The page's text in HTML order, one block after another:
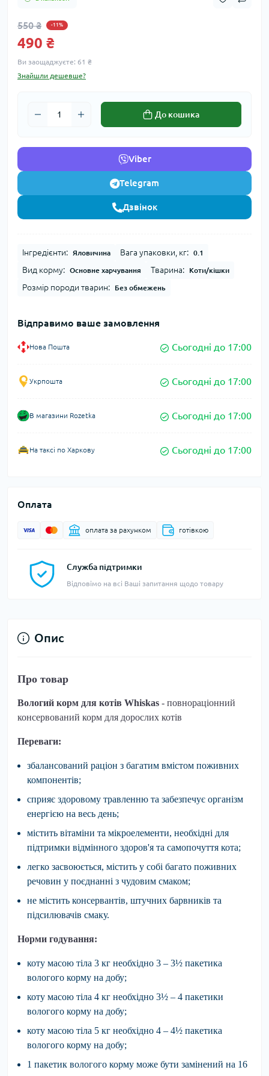
550 ₴ -11%
490 ₴
Ви заощаджуєте: 61 ₴
Знайшли дешевше?
До кошика
Viber
Telegram
Дзвінок
Інгредієнти: Яловичина Вага упаковки, кг: 0.1
Вид корму: Основне харчування Тварина: Коти/кішки
Розмір породи тварин: Без обмежень
Відправимо ваше замовлення
Нова Пошта Сьогодні до 17:00
Укрпошта Сьогодні до 17:00
В магазини Rozetka Сьогодні до 17:00
На таксі по Харкову Сьогодні до 17:00
Оплата
оплата за рахунком готівкою
Служба підтримки
Відповімо на всі Ваші запитання щодо товару
Опис
Про товар
Вологий корм для котів Whiskas - повнораціонний
консервований корм для дорослих котів
Переваги:
збалансований раціон з багатим вмістом поживних
компонентів;
сприяє здоровому травленню та забезпечує організм
енергією на весь день;
містить вітаміни та мікроелементи, необхідні для
підтримки відмінного здоров'я та самопочуття кота;
легко засвоюється, містить у собі багато поживних
речовин у поєднанні з чудовим смаком;
не містить консервантів, штучних барвників та
підсилювачів смаку.
Норми годування:
коту масою тіла 3 кг необхідно 3 – 3½ пакетика
вологого корму на добу;
коту масою тіла 4 кг необхідно 3½ – 4 пакетики
вологого корму на добу;
коту масою тіла 5 кг необхідно 4 – 4½ пакетика
вологого корму на добу;
1 пакетик вологого корму може бути замінений на 16